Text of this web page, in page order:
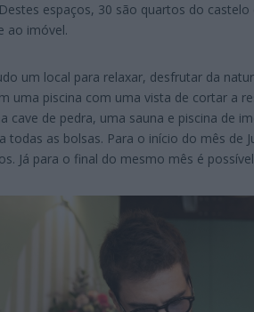
espaços, 30 são quartos do
ao imóvel.
um local para relaxar, desfrutar da
uma piscina com uma vista de cortar a
cave de pedra, uma sauna e piscina de
todas as bolsas. Para o início do mês de
Já para o final do mesmo mês é